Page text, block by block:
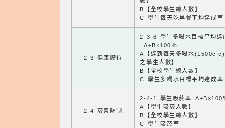
B【全校學生總人數】
C 學生每天吃早餐平均達成率
2-3 健康體位
2-3-6 學生多喝水目標平均達
=A÷B×100％
A【達到每天多喝水
之學生人數】
B【全校學生總人數】
C 學生多喝水目標平均達成率
2-4 菸害防制
2-4-1 學生吸菸率=A÷B×100
A【學生吸菸人數】
B【全校學生總人數】
C 學生吸菸率